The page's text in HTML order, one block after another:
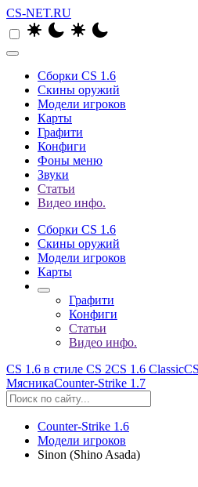
CS-NET.RU
Сборки CS 1.6
Скины оружий
Модели игроков
Карты
Графити
Конфиги
Фоны меню
Звуки
Статьи
Видео инфо.
Сборки CS 1.6
Скины оружий
Модели игроков
Карты
Графити
Конфиги
Статьи
Видео инфо.
CS 1.6 в стиле CS 2CS 1.6 Classic
МясникаCounter-Strike 1.7
Counter-Strike 1.6
Модели игроков
Sinon (Shino Asada)